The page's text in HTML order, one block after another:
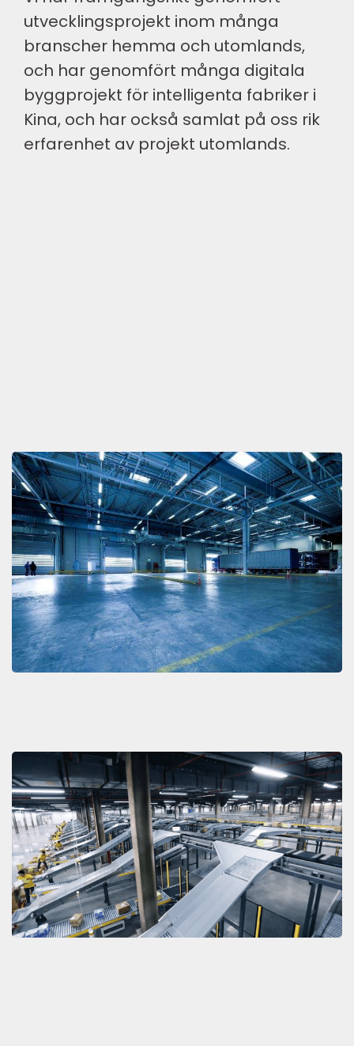
utvecklingsprojekt inom många
branscher hemma och utomlands,
och har genomfört många digitala
byggprojekt för intelligenta fabriker i
Kina, och har också samlat på oss rik
erfarenhet av projekt utomlands.